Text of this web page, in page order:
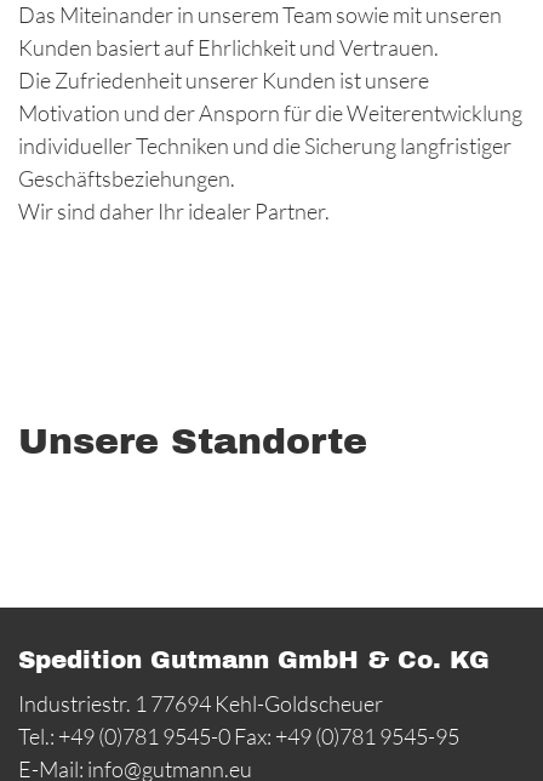
Das Miteinander in unserem Team sowie mit unseren
Kunden basiert auf Ehrlichkeit und Vertrauen.
Die Zufriedenheit unserer Kunden ist unsere
Motivation und der Ansporn für die Weiterentwicklung
individueller Techniken und die Sicherung langfristiger
Geschäftsbeziehungen.
Wir sind daher Ihr idealer Partner.
Unsere Standorte
Spedition Gutmann GmbH & Co. KG
Industriestr. 1 77694 Kehl-Goldscheuer
Tel.: +49 (0)781 9545-0 Fax: +49 (0)781 9545-95
E-Mail: info@gutmann.eu